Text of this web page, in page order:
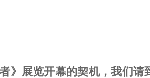
》展览开幕的契机，我们请